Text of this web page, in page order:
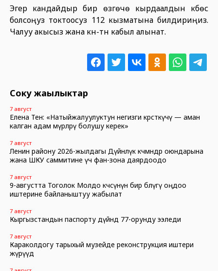
Эгер кандайдыр бир өзгөчө кырдаалдын күбөсү
болсоңуз токтоосуз 112 кызматына билдириңиз.
Чалуу акысыз жана күнү-түнү кабыл алынат.
Соңку жаңылыктар
7 август
Елена Тен: «Натыйжалуулуктун негизги көрсөткүчү — аман
калган адам өмүрлөрү болушу керек»
7 август
Ленин району 2026-жылдагы Дүйнөлүк көчмөндөр оюндарына
жана ШКУ саммитине үч фан-зона даярдоодо
7 август
9-августта Тоголок Молдо көчөсүнүн бир бөлүгү оңдоо
иштерине байланыштуу жабылат
7 август
Кыргызстандын паспорту дүйнөдө 77-орунду ээледи
7 август
Караколдогу тарыхый музейде реконструкция иштери
жүрүүдө